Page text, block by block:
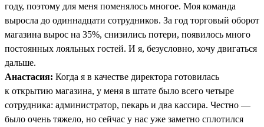
году, поэтому для меня поменялось многое. Моя команда
выросла до одиннадцати сотрудников. За год торговый оборот
магазина вырос на 35%, снизились потери, появилось много
постоянных лояльных гостей. И я, безусловно, хочу двигаться
дальше.
Анастасия: Когда я в качестве директора готовилась
к открытию магазина, у меня в штате было всего четыре
сотрудника: администратор, пекарь и два кассира. Честно —
было очень тяжело, но сейчас у нас уже заметно сплотился